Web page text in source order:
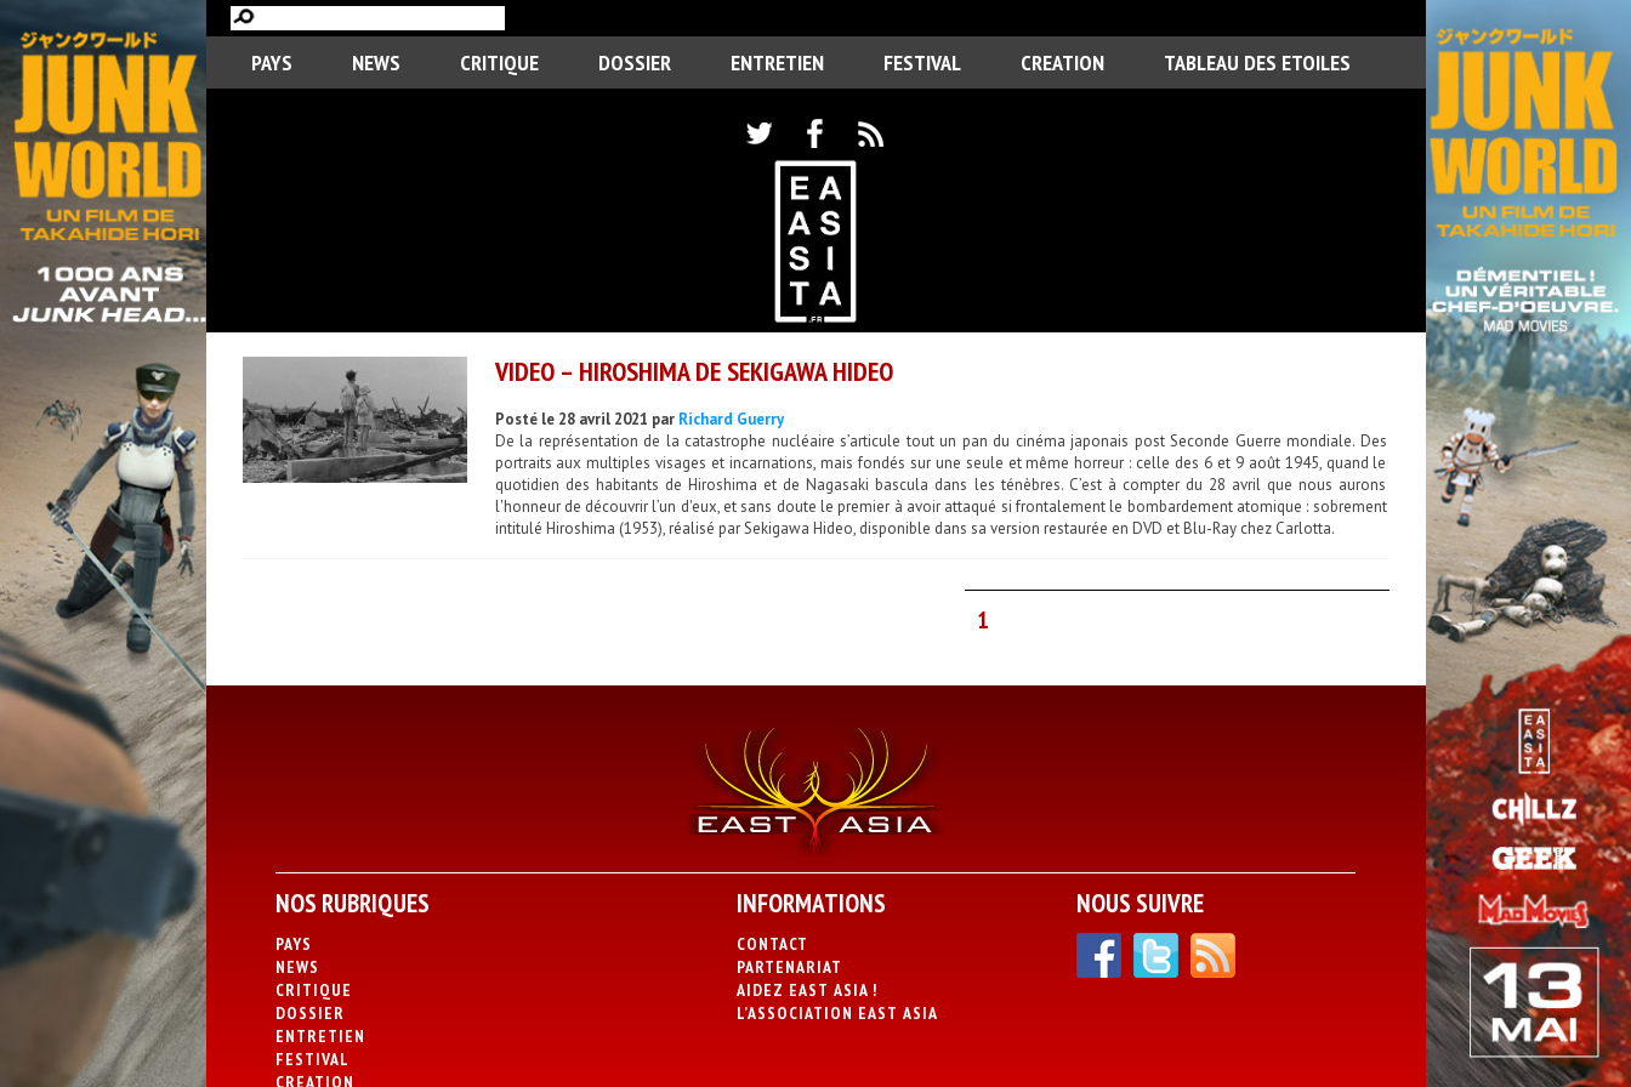
PAYS NEWS CRITIQUE DOSSIER ENTRETIEN FESTIVAL CREATION TABLEAU DES ETOILES
VIDEO – HIROSHIMA DE SEKIGAWA HIDEO
Posté le 28 avril 2021 par Richard Guerry
De la représentation de la catastrophe nucléaire s’articule tout un pan du cinéma japonais post Seconde Guerre mondiale. Des
portraits aux multiples visages et incarnations, mais fondés sur une seule et même horreur : celle des 6 et 9 août 1945, quand le
quotidien des habitants de Hiroshima et de Nagasaki bascula dans les ténèbres. C’est à compter du 28 avril que nous aurons
l'honneur de découvrir l’un d'eux, et sans doute le premier à avoir attaqué si frontalement le bombardement atomique : sobrement
intitulé Hiroshima (1953), réalisé par Sekigawa Hideo, disponible dans sa version restaurée en DVD et Blu-Ray chez Carlotta.
1
NOS RUBRIQUES
PAYS
NEWS
CRITIQUE
DOSSIER
ENTRETIEN
FESTIVAL
CREATION
INFORMATIONS
CONTACT
PARTENARIAT
AIDEZ EAST ASIA !
L’ASSOCIATION EAST ASIA
NOUS SUIVRE